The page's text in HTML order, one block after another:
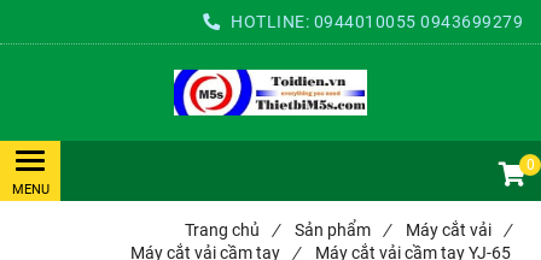
HOTLINE: 0944010055 0943699279
0
Trang chủ / Sản phẩm / Máy cắt vải
/
Máy cắt vải cầm tay
/ Máy cắt vải cầm tay YJ-65